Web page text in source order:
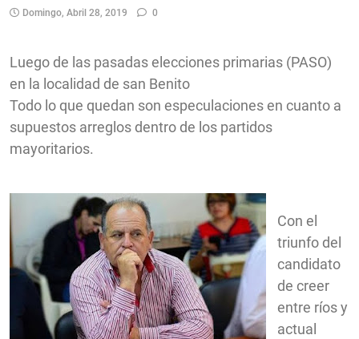
Domingo, Abril 28, 2019 0
Luego de las pasadas elecciones primarias (PASO)
en la localidad de san Benito
Todo lo que quedan son especulaciones en cuanto a
supuestos arreglos dentro de los partidos
mayoritarios.
Con el
triunfo del
candidato
de creer
entre ríos y
actual